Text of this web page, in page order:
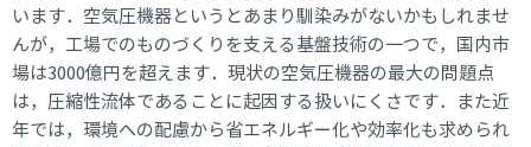
います．空気圧機器というとあまり馴染みがないかもしれませ
んが，工場でのものづくりを支える基盤技術の一つで，国内市
場は3000億円を超えます．現状の空気圧機器の最大の問題点
は，圧縮性流体であることに起因する扱いにくさです．また近
年では，環境への配慮から省エネルギー化や効率化も求められ